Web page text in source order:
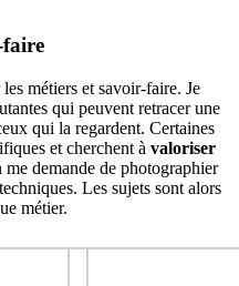
faire
métiers et savoir-faire. Je
qui peuvent retracer une
qui la regardent. Certaines
et cherchent à valoriser
demande de photographier
Les sujets sont alors
métier.